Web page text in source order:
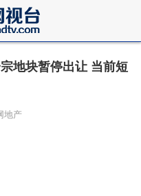
地块暂停出让 当前短
地产